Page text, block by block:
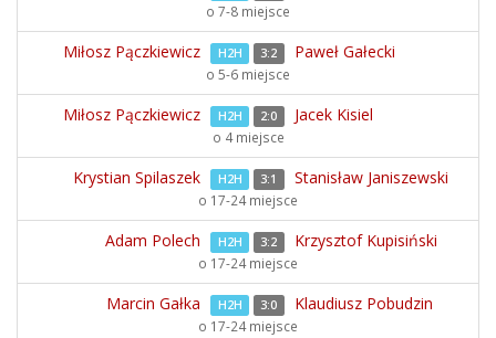
o 7-8 miejsce
Miłosz Pączkiewicz H2H 3:2 Paweł Gałecki
o 5-6 miejsce
Miłosz Pączkiewicz H2H 2:0 Jacek Kisiel
o 4 miejsce
Krystian Spilaszek H2H 3:1 Stanisław Janiszewski
o 17-24 miejsce
Adam Polech H2H 3:2 Krzysztof Kupisiński
o 17-24 miejsce
Marcin Gałka H2H 3:0 Klaudiusz Pobudzin
o 17-24 miejsce